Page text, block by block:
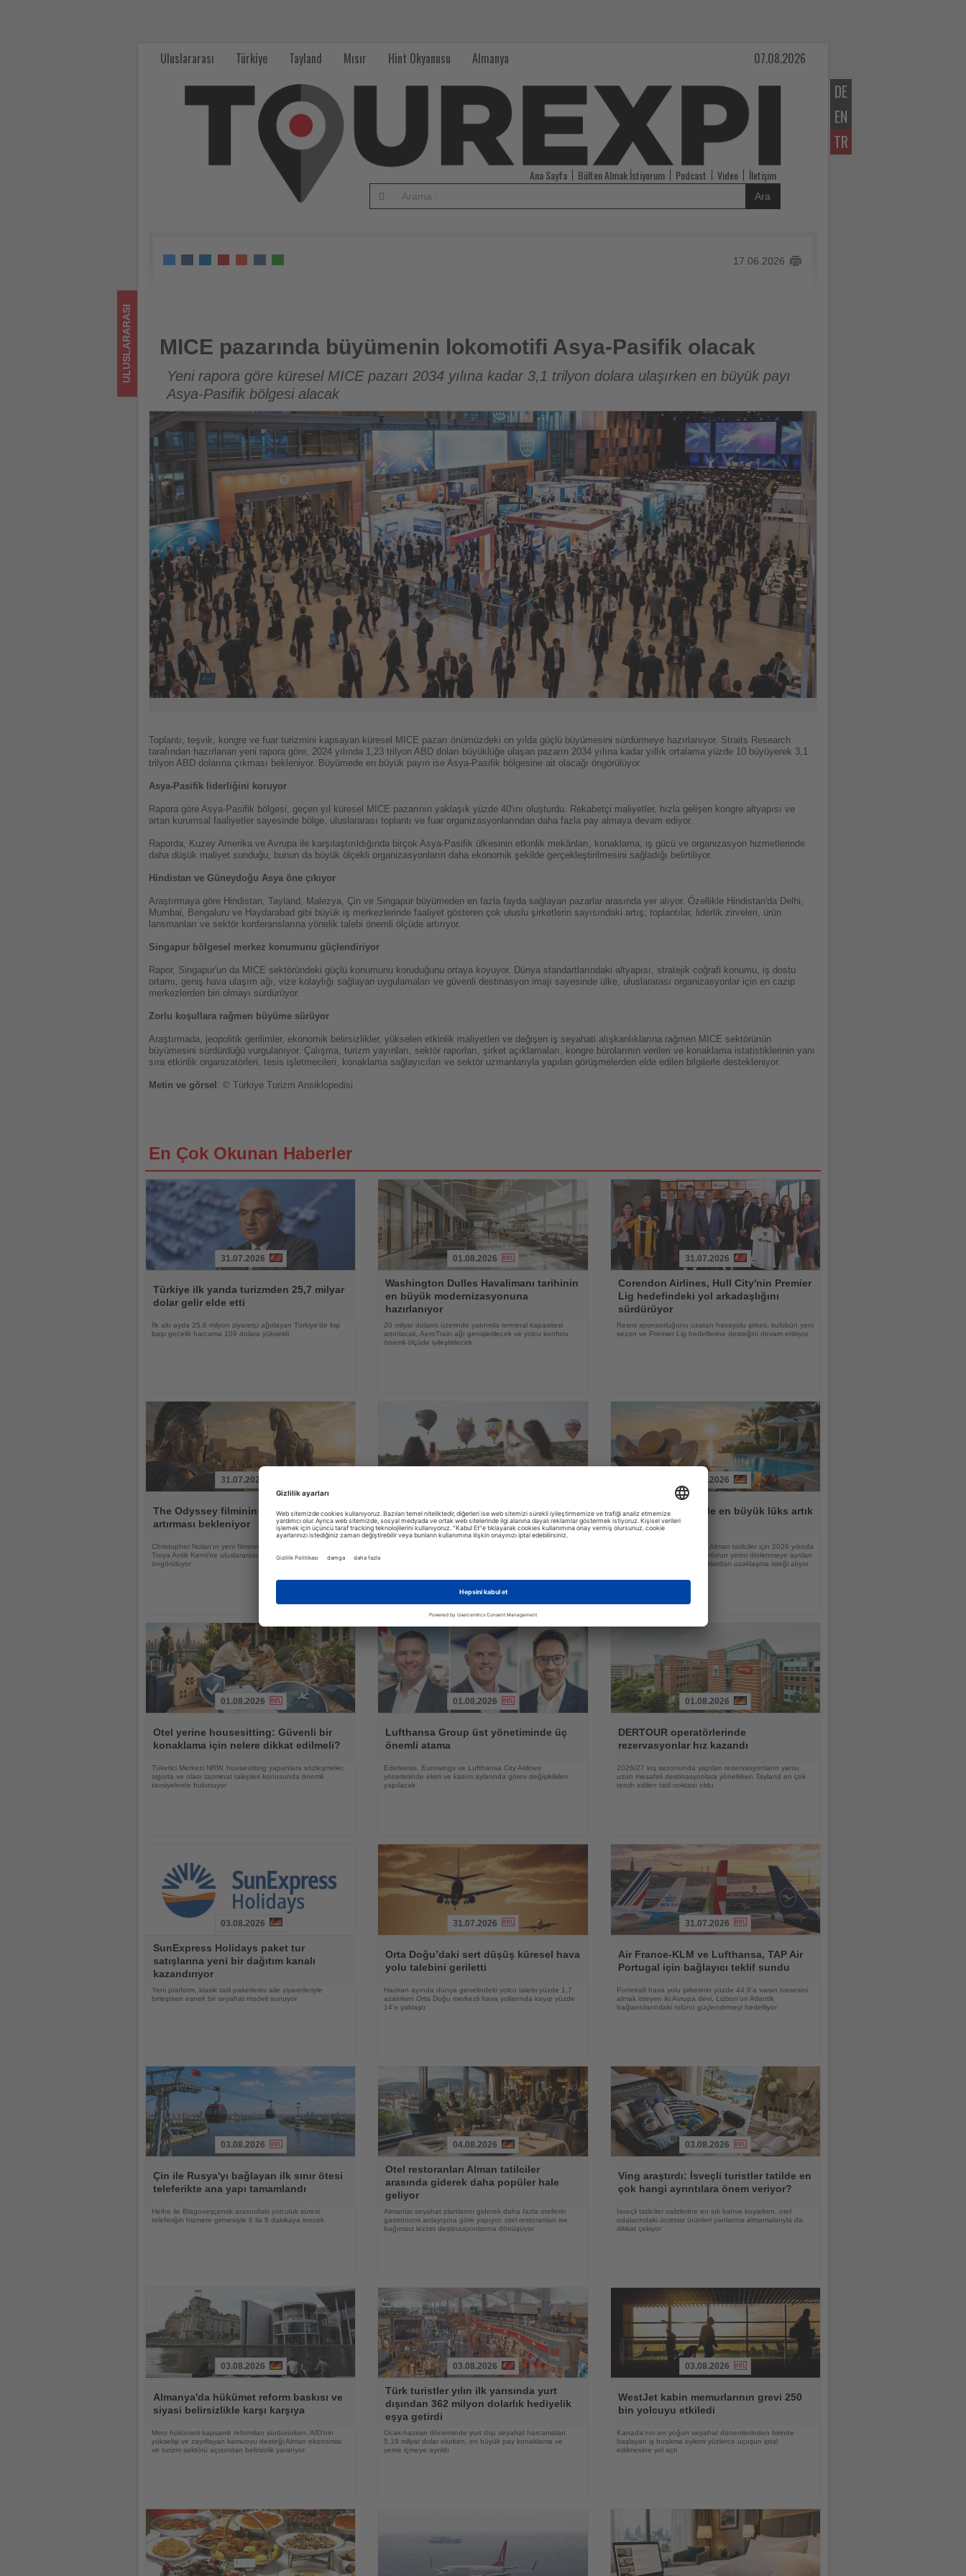
DE
EN
TR
Uluslararası Türkiye Tayland Mısır Hint Okyanusu Almanya 07.08.2026
Ana Sayfa Bülten Almak İstiyorum Podcast Video İletişim
Ara
17.06.2026
MICE pazarında büyümenin lokomotifi Asya-Pasifik olacak
ULUSLARARASI MICE pazarında büyümenin lokomotifi Asya-Pasifik olacak
Yeni rapora göre küresel MICE pazarı 2034 yılına kadar 3,1 trilyon dolara ulaşırken en büyük payı
Asya-Pasifik bölgesi alacak
Toplantı, teşvik, kongre ve fuar turizmini kapsayan küresel MICE pazarı önümüzdeki on yılda güçlü büyümesini sürdürmeye hazırlanıyor. Straits Research
tarafından hazırlanan yeni rapora göre, 2024 yılında 1,23 trilyon ABD doları büyüklüğe ulaşan pazarın 2034 yılına kadar yıllık ortalama yüzde 10 büyüyerek 3,1
trilyon ABD dolarına çıkması bekleniyor. Büyümede en büyük payın ise Asya-Pasifik bölgesine ait olacağı öngörülüyor.
Asya-Pasifik liderliğini koruyor
Rapora göre Asya-Pasifik bölgesi, geçen yıl küresel MICE pazarının yaklaşık yüzde 40'ını oluşturdu. Rekabetçi maliyetler, hızla gelişen kongre altyapısı ve
artan kurumsal faaliyetler sayesinde bölge, uluslararası toplantı ve fuar organizasyonlarından daha fazla pay almaya devam ediyor.
Raporda, Kuzey Amerika ve Avrupa ile karşılaştırıldığında birçok Asya-Pasifik ülkesinin etkinlik mekânları, konaklama, iş gücü ve organizasyon hizmetlerinde
daha düşük maliyet sunduğu, bunun da büyük ölçekli organizasyonların daha ekonomik şekilde gerçekleştirilmesini sağladığı belirtiliyor.
Hindistan ve Güneydoğu Asya öne çıkıyor
Araştırmaya göre Hindistan, Tayland, Malezya, Çin ve Singapur büyümeden en fazla fayda sağlayan pazarlar arasında yer alıyor. Özellikle Hindistan'da Delhi,
Mumbai, Bengaluru ve Haydarabad gibi büyük iş merkezlerinde faaliyet gösteren çok uluslu şirketlerin sayısındaki artış; toplantılar, liderlik zirveleri, ürün
lansmanları ve sektör konferanslarına yönelik talebi önemli ölçüde artırıyor.
Singapur bölgesel merkez konumunu güçlendiriyor
Rapor, Singapur'un da MICE sektöründeki güçlü konumunu koruduğunu ortaya koyuyor. Dünya standartlarındaki altyapısı, stratejik coğrafi konumu, iş dostu
ortamı, geniş hava ulaşım ağı, vize kolaylığı sağlayan uygulamaları ve güvenli destinasyon imajı sayesinde ülke, uluslararası organizasyonlar için en cazip
merkezlerden biri olmayı sürdürüyor.
Zorlu koşullara rağmen büyüme sürüyor
Araştırmada, jeopolitik gerilimler, ekonomik belirsizlikler, yükselen etkinlik maliyetleri ve değişen iş seyahati alışkanlıklarına rağmen MICE sektörünün
büyümesini sürdürdüğü vurgulanıyor. Çalışma, turizm yayınları, sektör raporları, şirket açıklamaları, kongre bürolarının verileri ve konaklama istatistiklerinin yanı
sıra etkinlik organizatörleri, tesis işletmecileri, konaklama sağlayıcıları ve sektör uzmanlarıyla yapılan görüşmelerden elde edilen bilgilerle destekleniyor.
Metin ve görsel : © Türkiye Turizm Ansiklopedisi
En Çok Okunan Haberler
Oku
31.07.2026
Türkiye ilk yarıda turizmden 25,7 milyar
dolar gelir elde etti
İlk altı ayda 25,8 milyon ziyaretçi ağırlayan Türkiye’de kişi
başı gecelik harcama 109 dolara yükseldi
Oku
01.08.2026
Washington Dulles Havalimanı tarihinin
en büyük modernizasyonuna
hazırlanıyor
20 milyar doların üzerinde yatırımla terminal kapasitesi
artırılacak, AeroTrain ağı genişletilecek ve yolcu konforu
önemli ölçüde iyileştirilecek
Oku
31.07.2026
Corendon Airlines, Hull City'nin Premier
Lig hedefindeki yol arkadaşlığını
sürdürüyor
Resmi sponsorluğunu uzatan havayolu şirketi, kulübün yeni
sezon ve Premier Lig hedeflerine desteğini devam ettiriyor
Oku
31.07.2026
The Odyssey filminin Troya'ya ilgiyi
artırması bekleniyor
Christopher Nolan'ın yeni filminin UNESCO Dünya Mirası
Troya Antik Kenti'ne uluslararası ilgiyi güçlendirmesi
öngörülüyor
Oku
Kapadokya Balon Festivali 30 figürlü
balonla başladı
Oku
31.07.2026
Almanlar için tatilde en büyük lüks artık
zaman
YouGov araştırmasına göre Alman tatilciler için 2026 yılında
lüksün anlamı değişiyor; konforun yerini dinlenmeye ayrılan
zaman ve günlük sorumluluklardan uzaklaşma isteği alıyor
Oku
01.08.2026
Otel yerine housesitting: Güvenli bir
konaklama için nelere dikkat edilmeli?
Tüketici Merkezi NRW, housesitting yapanlara sözleşmeler,
sigorta ve olası tazminat talepleri konusunda önemli
tavsiyelerde bulunuyor
Oku
01.08.2026
Lufthansa Group üst yönetiminde üç
önemli atama
Edelweiss, Eurowings ve Lufthansa City Airlines
yönetiminde ekim ve kasım aylarında görev değişiklikleri
yapılacak
Oku
01.08.2026
DERTOUR operatörlerinde
rezervasyonlar hız kazandı
2026/27 kış sezonunda yapılan rezervasyonların yarısı
uzun mesafeli destinasyonlara yönelirken Tayland en çok
tercih edilen tatil noktası oldu
Oku
03.08.2026
SunExpress Holidays paket tur
satışlarına yeni bir dağıtım kanalı
kazandırıyor
Yeni platform, klasik tatil paketlerini aile ziyaretleriyle
birleştiren esnek bir seyahat modeli sunuyor
Oku
31.07.2026
Orta Doğu’daki sert düşüş küresel hava
yolu talebini geriletti
Haziran ayında dünya genelindeki yolcu talebi yüzde 1,7
azalırken Orta Doğu merkezli hava yollarında kayıp yüzde
14’e yaklaştı
Oku
31.07.2026
Air France-KLM ve Lufthansa, TAP Air
Portugal için bağlayıcı teklif sundu
Portekizli hava yolu şirketinin yüzde 44,9’a varan hissesini
almak isteyen iki Avrupa devi, Lizbon’un Atlantik
bağlantılarındaki rolünü güçlendirmeyi hedefliyor
Oku
03.08.2026
Çin ile Rusya'yı bağlayan ilk sınır ötesi
teleferikte ana yapı tamamlandı
Heihe ile Blagoveşçensk arasındaki yolculuk süresi
teleferiğin hizmete girmesiyle 6 ila 8 dakikaya inecek
Oku
04.08.2026
Otel restoranları Alman tatilciler
arasında giderek daha popüler hale
geliyor
Almanlar seyahat planlarını giderek daha fazla otellerin
gastronomi anlayışına göre yapıyor, otel restoranları ise
bağımsız lezzet destinasyonlarına dönüşüyor
Oku
03.08.2026
Ving araştırdı: İsveçli turistler tatilde en
çok hangi ayrıntılara önem veriyor?
İsveçli tatilciler valizlerine en sık kahve koyarken, otel
odalarındaki ücretsiz ürünleri yanlarına almamalarıyla da
dikkat çekiyor
Oku
03.08.2026
Almanya'da hükümet reform baskısı ve
siyasi belirsizlikle karşı karşıya
Merz hükümeti kapsamlı reformları sürdürürken, AfD'nin
yükselişi ve zayıflayan kamuoyu desteği Alman ekonomisi
ve turizm sektörü açısından belirsizlik yaratıyor
Oku
03.08.2026
Türk turistler yılın ilk yarısında yurt
dışından 362 milyon dolarlık hediyelik
eşya getirdi
Ocak-haziran döneminde yurt dışı seyahat harcamaları
5,19 milyar dolar olurken, en büyük pay konaklama ve
yeme içmeye ayrıldı
Oku
03.08.2026
WestJet kabin memurlarının grevi 250
bin yolcuyu etkiledi
Kanada'nın en yoğun seyahat dönemlerinden birinde
başlayan iş bırakma eylemi yüzlerce uçuşun iptal
edilmesine yol açtı